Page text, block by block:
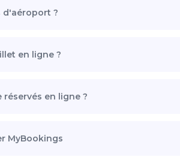
d'aéroport ?
en ligne ?
réservés en ligne ?
MyBookings